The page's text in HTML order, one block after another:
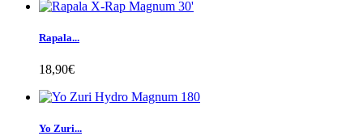
Rapala...
18,90€
Yo Zuri...